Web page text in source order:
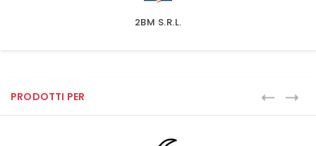
2BM S.r.l.
PRODOTTI PER